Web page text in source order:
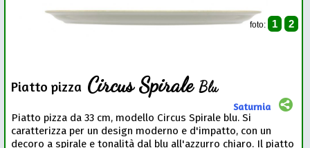
foto: 1 2
Piatto pizza Circus SpiraleBlu
Saturnia
Piatto pizza da 33 cm, modello Circus Spirale blu. Si
caratterizza per un design moderno e d'impatto, con un
decoro a spirale e tonalità dal blu all'azzurro chiaro. Il piatto